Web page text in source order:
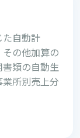
自動計
の他加算の
類の自動生
所別売上分